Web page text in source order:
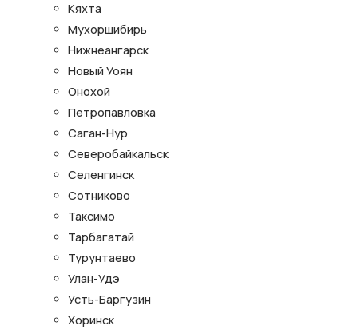
Кяхта
Мухоршибирь
Нижнеангарск
Новый Уоян
Онохой
Петропавловка
Саган-Нур
Северобайкальск
Селенгинск
Сотниково
Таксимо
Тарбагатай
Турунтаево
Улан-Удэ
Усть-Баргузин
Хоринск